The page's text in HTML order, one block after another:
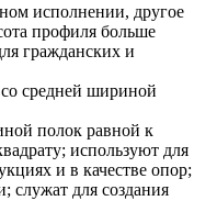
исполнении, другое
профиля больше
гражданских и
средней шириной
полок равной к
используют для
и в качестве опор;
служат для создания